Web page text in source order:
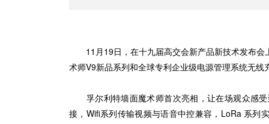
11月19日，在十九届高交会新产品新技术发布会
术师V9新品系列和全球专利企业级电源管理系统无线
孚尔利特墙面魔术师首次亮相，让在场观众感受
接，Wifi系列传输视频与语音中控兼容，LoRa 系列